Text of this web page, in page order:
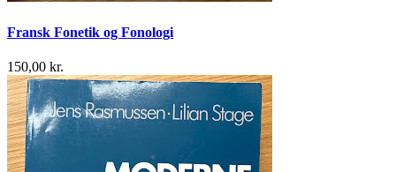
Fransk Fonetik og Fonologi
150,00 kr.